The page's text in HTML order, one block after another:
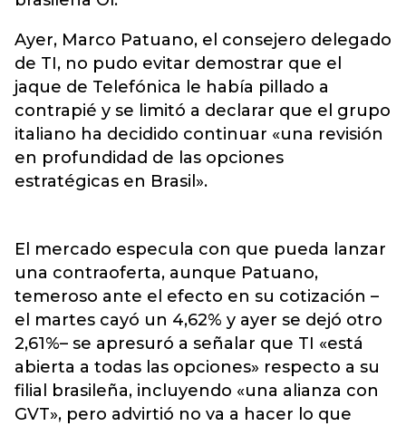
Ayer, Marco Patuano, el consejero delegado
de TI, no pudo evitar demostrar que el
jaque de Telefónica le había pillado a
contrapié y se limitó a declarar que el grupo
italiano ha decidido continuar «una revisión
en profundidad de las opciones
estratégicas en Brasil».
El mercado especula con que pueda lanzar
una contraoferta, aunque Patuano,
temeroso ante el efecto en su cotización –
el martes cayó un 4,62% y ayer se dejó otro
2,61%– se apresuró a señalar que TI «está
abierta a todas las opciones» respecto a su
filial brasileña, incluyendo «una alianza con
GVT», pero advirtió no va a hacer lo que